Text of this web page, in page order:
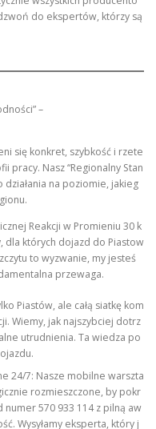
do ekspertów, którzy są
–
się konkret, szybkość i rzete
pracy. Nasz “Regionalny Stan
na poziomie, jakieg
Reakcji w Promieniu 30 k
dla których dojazd do Piastow
to wyzwanie, my jesteś
przewaga.
Piastów, ale całą siatkę kom
Wiemy, jak najszybciej dotrz
utrudnienia. Ta wiedza po
24/7: Nasze mobilne warszta
rozmieszczone, by pokr
numer 570 933 114 z pilną aw
Wysyłamy eksperta, który j